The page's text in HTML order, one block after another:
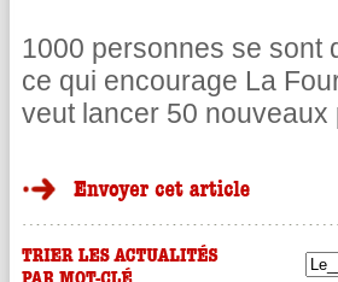
1000 personnes se sont
ce qui encourage La
veut lancer 50